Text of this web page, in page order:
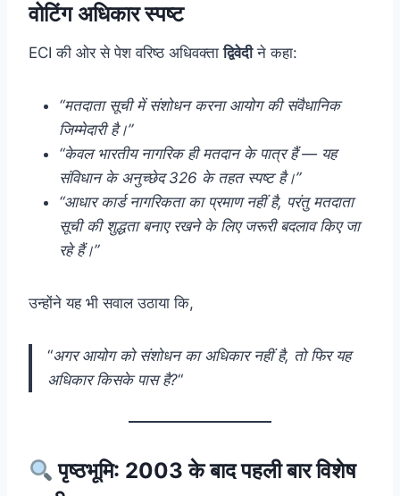
वोटिंग अधिकार स्पष्ट
ECI की ओर से पेश वरिष्ठ अधिवक्ताद्विवेदीने कहा:
“मतदाता सूची में संशोधन करना आयोग की संवैधानिक
जिम्मेदारी है।”
“केवल भारतीय नागरिक ही मतदान के पात्र हैं — यह
संविधान के अनुच्छेद 326 के तहत स्पष्ट है।”
“आधार कार्ड नागरिकता का प्रमाण नहीं है, परंतु मतदाता
सूची की शुद्धता बनाए रखने के लिए जरूरी बदलाव किए जा
रहे हैं।”
उन्होंने यह भी सवाल उठाया कि,
“अगर आयोग को संशोधन का अधिकार नहीं है, तो फिर यह
अधिकार किसके पास है?“
पृष्ठभूमि: 2003 के बाद पहली बार विशेष